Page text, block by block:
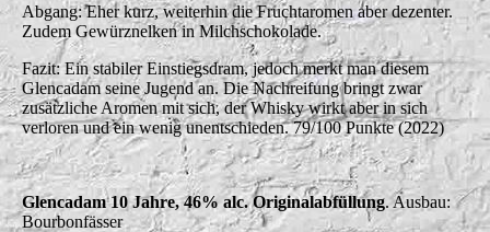
Abgang: Eher kurz, weiterhin die Fruchtaromen aber dezenter.
Zudem Gewürznelken in Milchschokolade.
Fazit: Ein stabiler Einstiegsdram, jedoch merkt man diesem
Glencadam seine Jugend an. Die Nachreifung bringt zwar
zusätzliche Aromen mit sich, der Whisky wirkt aber in sich
verloren und ein wenig unentschieden. 79/100 Punkte (2022)
Glencadam 10 Jahre, 46% alc. Originalabfüllung. Ausbau:
Bourbonfässer